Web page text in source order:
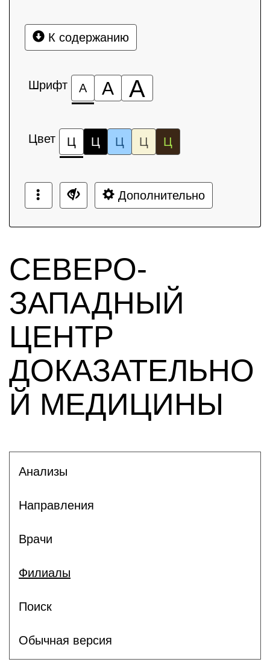
К содержанию
Шрифт А А А
Цвет Ц Ц Ц Ц Ц
Дополнительно
СЕВЕРО-
ЗАПАДНЫЙ
ЦЕНТР
ДОКАЗАТЕЛЬНО
Й МЕДИЦИНЫ
Анализы
Направления
Врачи
Филиалы
Поиск
Обычная версия